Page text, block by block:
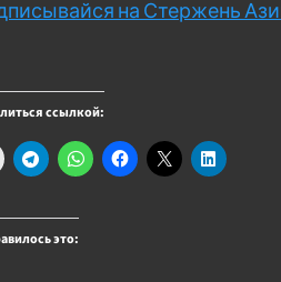
на Стержень
ссылкой:
это: